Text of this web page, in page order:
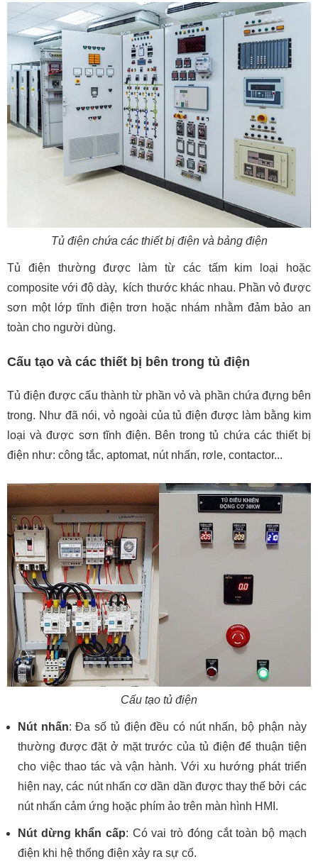
Tủ điện chứa các thiết bị điện và bảng điện
Tủ điện thường được làm từ các tấm kim loại hoặc
composite với độ dày, kích thước khác nhau. Phần vỏ được
sơn một lớp tĩnh điện trơn hoặc nhám nhằm đảm bảo an
toàn cho người dùng.
Cấu tạo và các thiết bị bên trong tủ điện
Tủ điện được cấu thành từ phần vỏ và phần chứa đựng bên
trong. Như đã nói, vỏ ngoài của tủ điện được làm bằng kim
loại và được sơn tĩnh điện. Bên trong tủ chứa các thiết bị
điện như: công tắc, aptomat, nút nhấn, rơle, contactor...
Cấu tạo tủ điện
Nút nhấn: Đa số tủ điện đều có nút nhấn, bộ phận này
thường được đặt ở mặt trước của tủ điện để thuận tiện
cho việc thao tác và vận hành. Với xu hướng phát triển
hiện nay, các nút nhấn cơ dần dần được thay thế bởi các
nút nhấn cảm ứng hoặc phím ảo trên màn hình HMI.
Nút dừng khẩn cấp: Có vai trò đóng cắt toàn bộ mạch
điện khi hệ thống điện xảy ra sự cố.